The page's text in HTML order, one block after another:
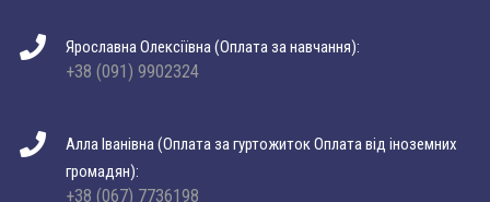
Ярославна Олексіївна (Оплата за навчання):
+38 (091) 9902324
Алла Іванівна (Оплата за гуртожиток Оплата від іноземних
громадян):
+38 (067) 7736198